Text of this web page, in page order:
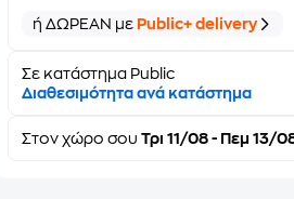
ή ΔΩΡΕΑΝ με Public+ delivery
Σε κατάστημα Public
Διαθεσιμότητα ανά κατάστημα
Στονχώρο σου Τρι 11/08 - Πεμ 13/